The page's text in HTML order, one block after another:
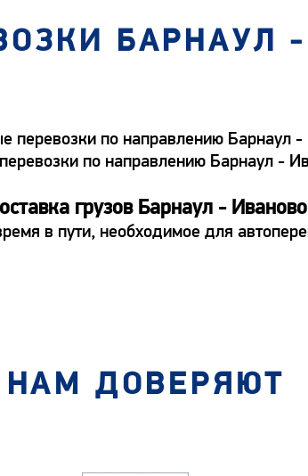
БАРНАУЛ
по направлению Барнаул -
по направлению Барнаул -
грузов Барнаул - Иваново
в пути, необходимое для
НАМ ДОВЕРЯЮТ